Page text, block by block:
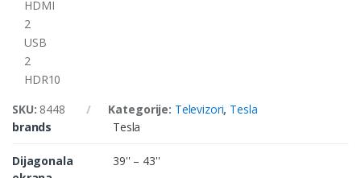
HDMI
2
USB
2
HDR10
SKU: 8448 Kategorije: Televizori, Tesla
brands
Tesla
Dijagonala
39'' – 43''